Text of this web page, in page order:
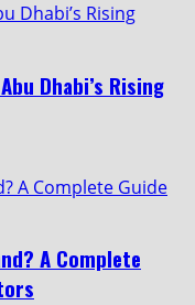
Dhabi’s Rising
Dhabi’s Rising
A Complete Guide
A Complete